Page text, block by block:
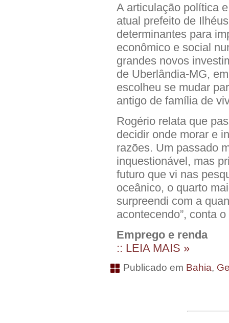
A articulação política
atual prefeito de
determinantes para
econômico e social
grandes novos
de Uberlândia-MG,
escolheu se mudar
antigo de família de
Rogério relata que
decidir onde morar e
razões. Um passado
inquestionável, mas
futuro que vi nas
oceânico, o quarto
surpreendi com a
acontecendo”, conta
Emprego e renda
:: LEIA MAIS »
Publicado em Bahia,